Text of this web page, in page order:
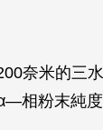
奈米的三
相粉末純度